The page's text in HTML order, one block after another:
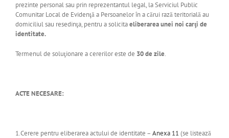
prezinte personal sau prin reprezentantul legal, la Serviciul Public
Comunitar Local de Evidenţă a Persoanelor în a cărui rază teritorială au
domiciliul sau resedinţa, pentru a solicitaeliberarea unei noi carţi de
identitate.
Termenul de soluţionare a cererilor este de 30 de zile.
ACTE NECESARE:
1.Cerere pentru eliberarea actului de identitate – Anexa 11 (se listează